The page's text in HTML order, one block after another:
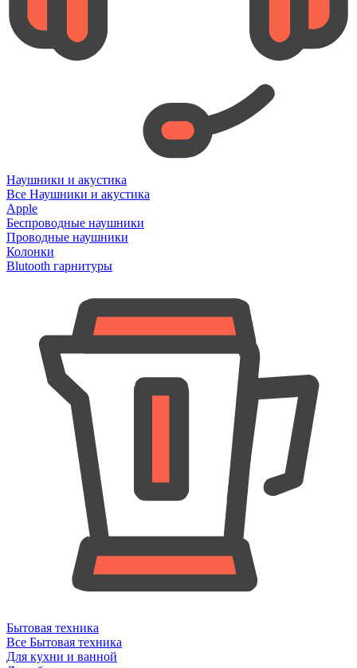
Наушники и акустика
Все Наушники и акустика
Apple
Беспроводные наушники
Проводные наушники
Колонки
Blutooth гарнитуры
Бытовая техника
Все Бытовая техника
Для кухни и ванной